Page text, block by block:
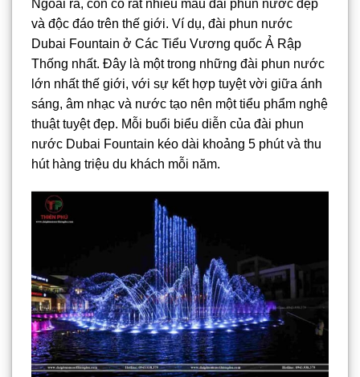
Ngoài ra, còn có rất nhiều mẫu đài phun nước đẹp
và độc đáo trên thế giới. Ví dụ, đài phun nước
Dubai Fountain ở Các Tiểu Vương quốc Ả Rập
Thống nhất. Đây là một trong những đài phun nước
lớn nhất thế giới, với sự kết hợp tuyệt vời giữa ánh
sáng, âm nhạc và nước tạo nên một tiểu phẩm nghệ
thuật tuyệt đẹp. Mỗi buổi biểu diễn của đài phun
nước Dubai Fountain kéo dài khoảng 5 phút và thu
hút hàng triệu du khách mỗi năm.